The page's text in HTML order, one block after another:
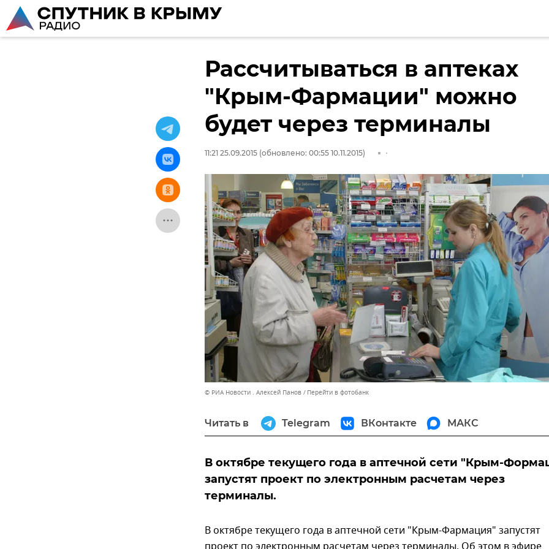
Рассчитываться в аптеках
"Крым-Фармации" можно
будет через терминалы
11:21 25.09.2015 (обновлено: 00:55 10.11.2015)
© РИА Новости . Алексей Панов Перейти в фотобанк
Читать в Telegram ВКонтакте МАКС
В октябре текущего года в аптечной сети "Крым-
запустят проект по электронным расчетам через
терминалы.
В октябре текущего года в аптечной сети "Крым-Фармация" запустят